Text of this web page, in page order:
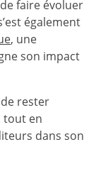
faire évoluer
également
, une
son impact
rester
tout en
dans son